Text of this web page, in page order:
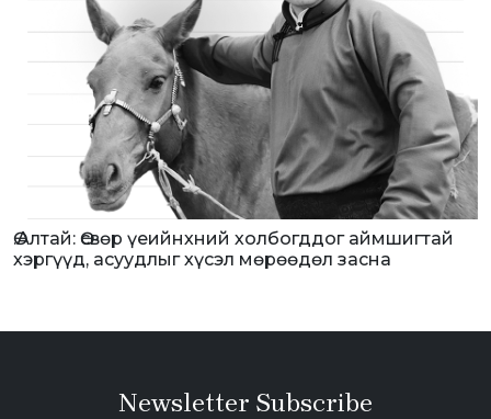
Ө.Алтай: Өсвөр үеийнхний холбогддог аймшигтай
хэргүүд, асуудлыг хүсэл мөрөөдөл засна
Newsletter Subscribe